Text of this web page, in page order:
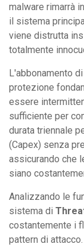
malware rimarrà
il sistema
viene distrutta
totalmente
L'abbonamento di
protezione
essere
sufficiente per
durata triennale
(Capex) senza
assicurando che
siano
Analizzando le
sistema di
costantemente i
pattern di